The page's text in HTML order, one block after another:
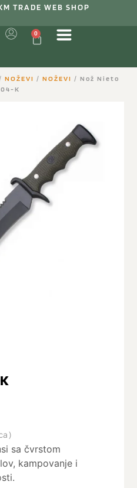
TRADE WEB SHOP
0
NOŽEVI / NOŽEVI / Nož Nieto
K
)
sa čvrstom
kampovanje i